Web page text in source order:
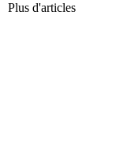
Plus d'articles